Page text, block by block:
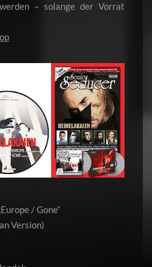
– solange der Vorrat
/ Gone“
Version)